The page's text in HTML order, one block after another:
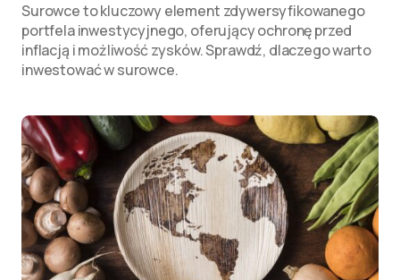
Surowce to kluczowy element zdywersyfikowanego
portfela inwestycyjnego, oferujący ochronę przed
inflacją i możliwość zysków. Sprawdź, dlaczego warto
inwestować w surowce.